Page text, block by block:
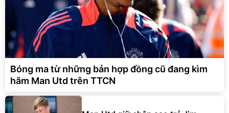
Bóng ma từ những bản hợp đồng cũ đang kìm
hãm Man Utd trên TTCN